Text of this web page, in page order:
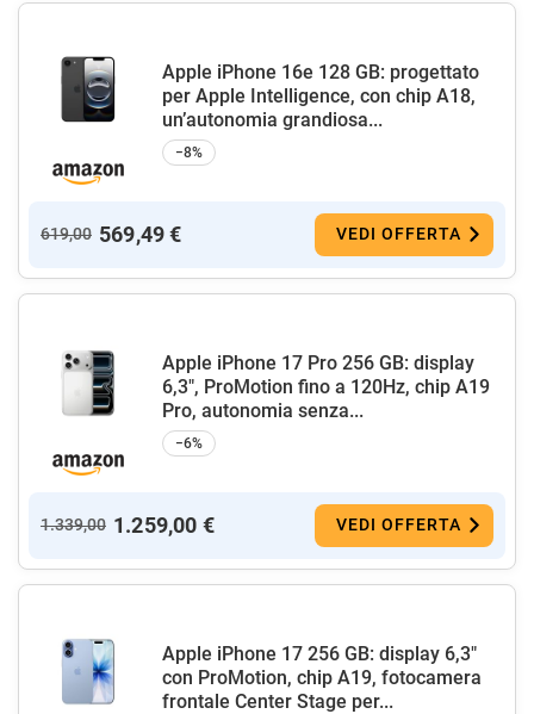
Apple iPhone 16e 128 GB: progettato
per Apple Intelligence, con chip A18,
un’autonomia grandiosa...
−8%
619,00 569,49 € VEDI OFFERTA
Apple iPhone 17 Pro 256 GB: display
6,3", ProMotion fino a 120Hz, chip A19
Pro, autonomia senza...
−6%
1.339,00 1.259,00 € VEDI OFFERTA
Apple iPhone 17 256 GB: display 6,3"
con ProMotion, chip A19, fotocamera
frontale Center Stage per...